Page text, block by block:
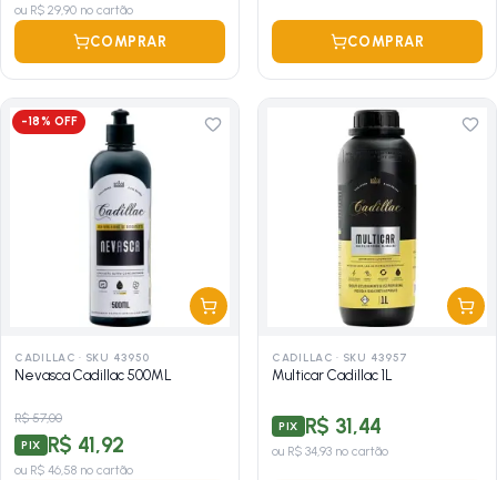
ou R$ 29,90 no cartão
COMPRAR COMPRAR
-18% OFF
CADILLAC · SKU 43950
Nevasca Cadillac 500ML
R$ 57,00
PIX R$ 41,92
ou R$ 46,58 no cartão
CADILLAC · SKU 43957
Multicar Cadillac 1L
PIX R$ 31,44
ou R$ 34,93 no cartão